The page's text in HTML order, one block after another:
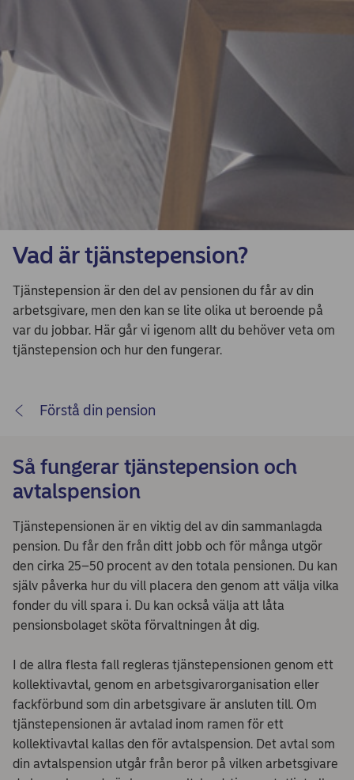
Vad är tjänstepension?
Tjänstepension är den del av pensionen du får av din
arbetsgivare, men den kan se lite olika ut beroende på
var du jobbar. Här går vi igenom allt du behöver veta om
tjänstepension och hur den fungerar.
Förstå din pension
Så fungerar tjänstepension och
avtalspension
Tjänstepensionen är en viktig del av din sammanlagda
pension. Du får den från ditt jobb och för många utgör
den cirka 25–50 procent av den totala pensionen. Du kan
själv påverka hur du vill placera den genom att välja vilka
fonder du vill spara i. Du kan också välja att låta
pensionsbolaget sköta förvaltningen åt dig.
I de allra flesta fall regleras tjänstepensionen genom ett
kollektivavtal, genom en arbetsgivarorganisation eller
fackförbund som din arbetsgivare är ansluten till. Om
tjänstepensionen är avtalad inom ramen för ett
kollektivavtal kallas den för avtalspension. Det avtal som
din avtalspension utgår från beror på vilken arbetsgivare